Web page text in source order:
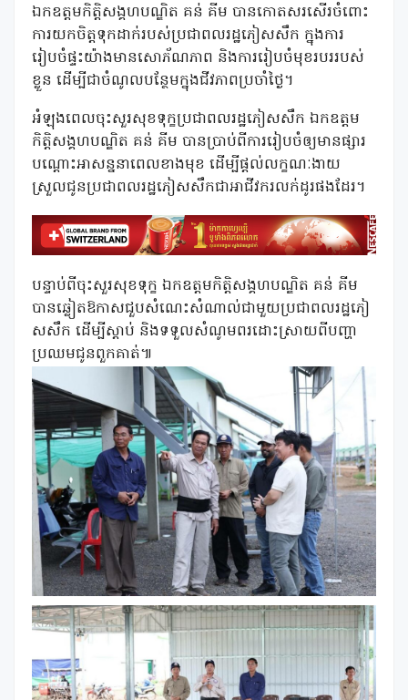
ឯកឧត្តមកិត្តិសង្គហបណ្ឌិត គន់ គីម បានកោតសរសើរចំពោះ
ការយកចិត្តទុកដាក់របស់ប្រជាពលរដ្ឋភៀសសឹក ក្នុងការ
រៀបចំផ្ទះយ៉ាងមានសោភ័ណភាព និងការរៀបចំមុខរបររបស់
ខ្លួន ដើម្បីជាចំណូលបន្ថែមក្នុងជីវភាពប្រចាំថ្ងៃ។
អំឡុងពេលចុះសួរសុខទុក្ខប្រជាពលរដ្ឋភៀសសឹក ឯកឧត្តម
កិត្តិសង្គហបណ្ឌិត គន់ គីម បានប្រាប់ពីការរៀបចំឲ្យមានផ្សារ
បណ្តោះអាសន្ននាពេលខាងមុខ ដើម្បីផ្តល់លក្ខណៈងាយ
ស្រួលជូនប្រជាពលរដ្ឋភៀសសឹកជាអាជីវករលក់ដូរផងដែរ។
បន្ទាប់ពីចុះសួរសុខទុក្ខ ឯកឧត្តមកិត្តិសង្គហបណ្ឌិត គន់ គីម
បានឆ្លៀតឱកាសជួបសំណេះសំណាល់ជាមួយប្រជាពលរដ្ឋភៀ
សសឹក ដើម្បីស្តាប់ និងទទួលសំណូមពរដោះស្រាយពីបញ្ហា
ប្រឈមជូនពួកគាត់៕